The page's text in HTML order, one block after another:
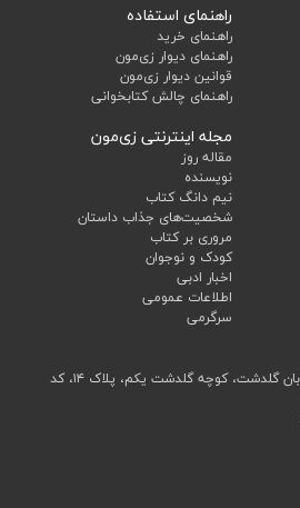
راهنمای استفاده
راهنمای خرید
راهنمای دیوار زی‌مون
قوانین دیوار زی‌مون
راهنمای چالش کتابخوانی
مجله اینترنتی زی‌مون
مقاله روز
نویسنده
نیم دانگ کتاب
شخصیت‌های جذاب داستان
مروری بر کتاب
کودک و نوجوان
اخبار ادبی
اطلاعات عمومی
سرگرمی
تهران، خیابان ملاصدرا، خیابان گلدشت، کوچه گلدشت یکم، پلاک ۱۴، کد